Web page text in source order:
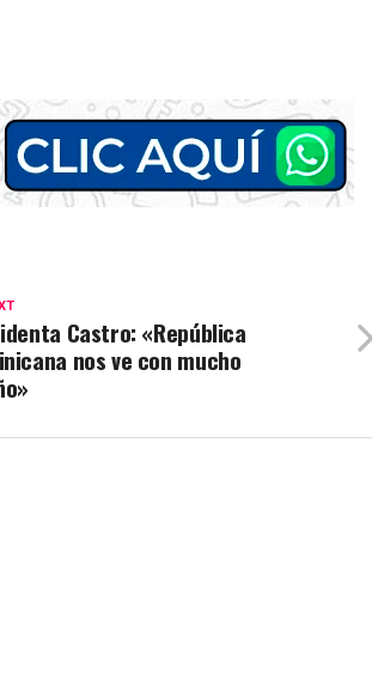
Castro: «República
nos ve con mucho